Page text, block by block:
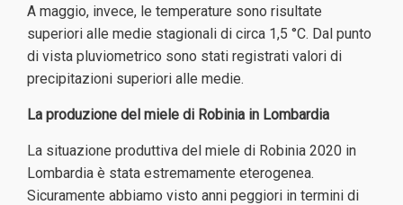
A maggio, invece, le temperature sono risultate
superiori alle medie stagionali di circa 1,5 °C. Dal punto
di vista pluviometrico sono stati registrati valori di
precipitazioni superiori alle medie.
La produzione del miele di Robinia in Lombardia
La situazione produttiva del miele di Robinia 2020 in
Lombardia è stata estremamente eterogenea.
Sicuramente abbiamo visto anni peggiori in termini di